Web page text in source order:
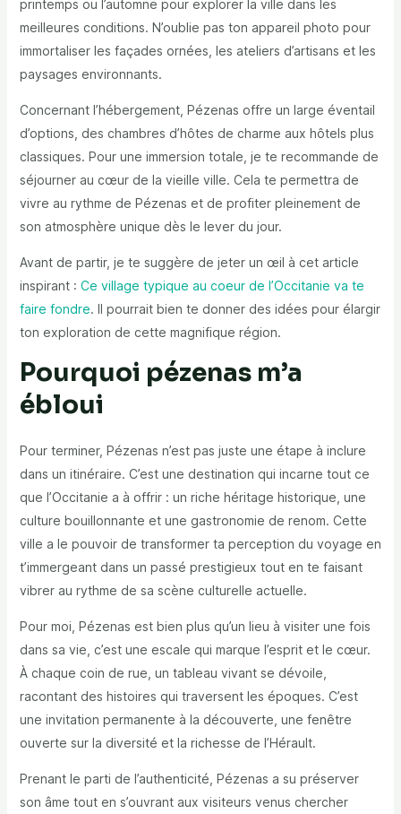
printemps ou l’automne pour explorer la ville dans les
meilleures conditions. N’oublie pas ton appareil photo pour
immortaliser les façades ornées, les ateliers d’artisans et les
paysages environnants.
Concernant l’hébergement, Pézenas offre un large éventail
d’options, des chambres d’hôtes de charme aux hôtels plus
classiques. Pour une immersion totale, je te recommande de
séjourner au cœur de la vieille ville. Cela te permettra de
vivre au rythme de Pézenas et de profiter pleinement de
son atmosphère unique dès le lever du jour.
Avant de partir, je te suggère de jeter un œil à cet article
inspirant : Ce village typique au coeur de l’Occitanie va te
faire fondre. Il pourrait bien te donner des idées pour élargir
ton exploration de cette magnifique région.
Pourquoi pézenas m’a
ébloui
Pour terminer, Pézenas n’est pas juste une étape à inclure
dans un itinéraire. C’est une destination qui incarne tout ce
que l’Occitanie a à offrir : un riche héritage historique, une
culture bouillonnante et une gastronomie de renom. Cette
ville a le pouvoir de transformer ta perception du voyage en
t’immergeant dans un passé prestigieux tout en te faisant
vibrer au rythme de sa scène culturelle actuelle.
Pour moi, Pézenas est bien plus qu’un lieu à visiter une fois
dans sa vie, c’est une escale qui marque l’esprit et le cœur.
À chaque coin de rue, un tableau vivant se dévoile,
racontant des histoires qui traversent les époques. C’est
une invitation permanente à la découverte, une fenêtre
ouverte sur la diversité et la richesse de l’Hérault.
Prenant le parti de l’authenticité, Pézenas a su préserver
son âme tout en s’ouvrant aux visiteurs venus chercher